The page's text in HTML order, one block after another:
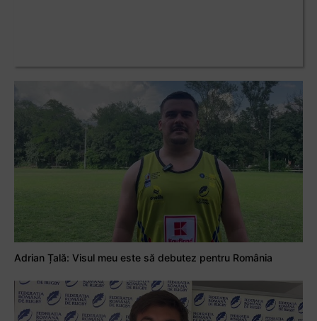
Adrian Țală: Visul meu este să debutez pentru România